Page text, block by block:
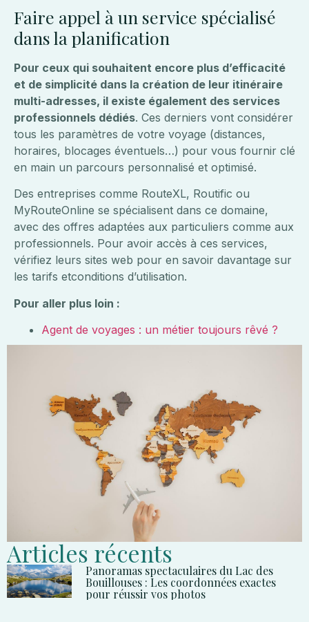
Faire appel à un service spécialisé
dans la planification
Pour ceux qui souhaitent encore plus d’efficacité
et de simplicité dans la création de leur itinéraire
multi-adresses, il existe également des services
professionnels dédiés. Ces derniers vont considérer
tous les paramètres de votre voyage (distances,
horaires, blocages éventuels…) pour vous fournir clé
en main un parcours personnalisé et optimisé.
Des entreprises comme RouteXL, Routific ou
MyRouteOnline se spécialisent dans ce domaine,
avec des offres adaptées aux particuliers comme aux
professionnels. Pour avoir accès à ces services,
vérifiez leurs sites web pour en savoir davantage sur
les tarifs etconditions d’utilisation.
Pour aller plus loin :
Agent de voyages : un métier toujours rêvé ?
Articles récents
Panoramas spectaculaires du Lac des
Bouillouses : Les coordonnées exactes
pour réussir vos photos